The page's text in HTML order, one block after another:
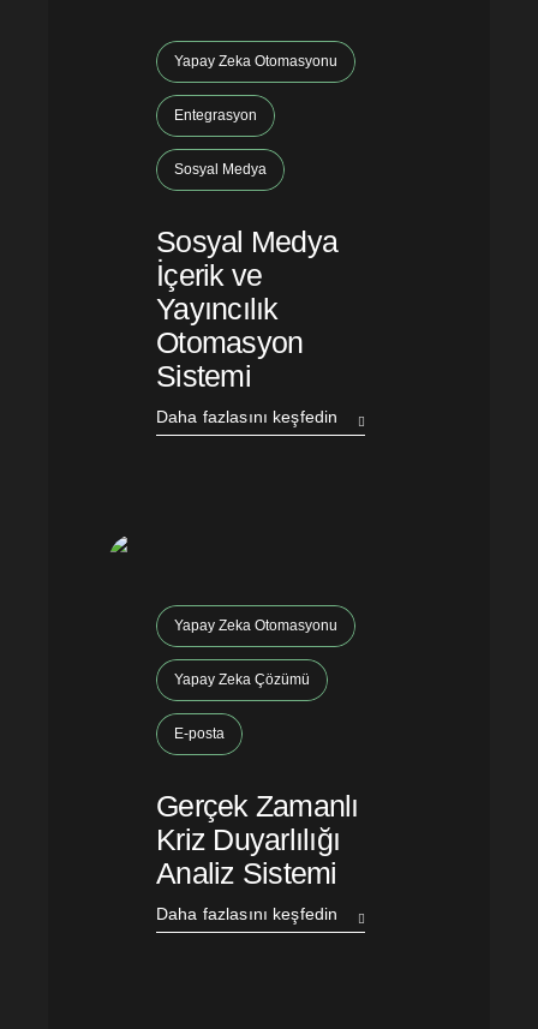
Yapay Zeka Otomasyonu
Entegrasyon
Sosyal Medya
Sosyal Medya
İçerik ve
Yayıncılık
Otomasyon
Sistemi
Daha fazlasını keşfedin
Yapay Zeka Otomasyonu
Yapay Zeka Çözümü
E-posta
Gerçek Zamanlı
Kriz Duyarlılığı
Analiz Sistemi
Daha fazlasını keşfedin